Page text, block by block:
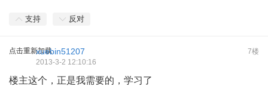
支持 反对
点击重新加载 7楼
xuebin51207
2013-3-2 12:10:16
楼主这个，正是我需要的，学习了